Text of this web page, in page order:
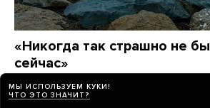
«Никогда так страшно не
сейчас»
Лето 2026 года в Крыму. Вот
жители полуострова — без
МЫ ИСПОЛЬЗУЕМ КУКИ!
ЧТО ЭТО ЗНАЧИТ?